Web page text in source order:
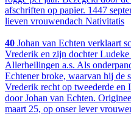
afschriften op papier. 1447
lieven vrouwendach Nativitatis
40 Johan van Echten verklaart
Vrederik en zijn dochter
Allerheilingen a.s. Als
Echtener broke, waarvan hij de
Vrederik recht op tweederde en
door Johan van Echten.
maart 25, op onser lever